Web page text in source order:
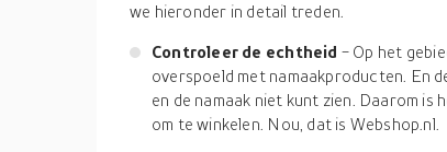
we hieronder in detail treden.
Controleer de echtheid - Op het
overspoeld met namaakproducten. En
en de namaak niet kunt zien. Daarom
om te winkelen. Nou, dat is Webshop.nl.